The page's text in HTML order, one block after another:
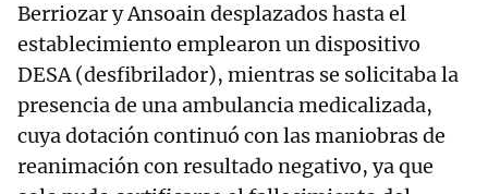
Berriozar y Ansoain desplazados hasta el
establecimiento emplearon un dispositivo
DESA (desfibrilador), mientras se solicitaba la
presencia de una ambulancia medicalizada,
cuya dotación continuó con las maniobras de
reanimación con resultado negativo, ya que